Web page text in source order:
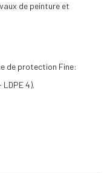
de peinture et
de protection Fine:
LDPE 4).